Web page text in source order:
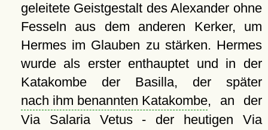
geleitete Geistgestalt des Alexander ohne
Fesseln aus dem anderen Kerker, um
Hermes im Glauben zu stärken. Hermes
wurde als erster enthauptet und in der
Katakombe der Basilla, der später
nach ihm benannten Katakombe, an der
Via Salaria Vetus - der heutigen Via